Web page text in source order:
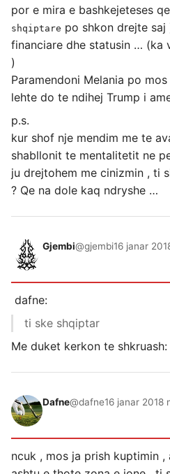
por e mira e bashkejeteses
shqiptare po shkon drejte
financiare dhe statusin … (ka
)
Paramendoni Melania po
lehte do te ndihej Trump i
p.s.
kur shof nje mendim me te
shabllonit te mentalitetit ne
ju drejtohem me cinizmin , ti
? Qe na dole kaq ndryshe …
Gjembi@gjembi16 janar
dafne:
ti ske shqiptar
Me duket kerkon te shkruash:
Dafne@dafne16 janar 2018
ncuk , mos ja prish kuptimin ,